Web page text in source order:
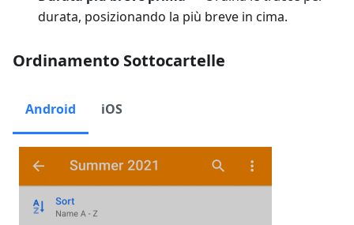
durata, posizionando la più breve in cima.
Ordinamento Sottocartelle
Android iOS